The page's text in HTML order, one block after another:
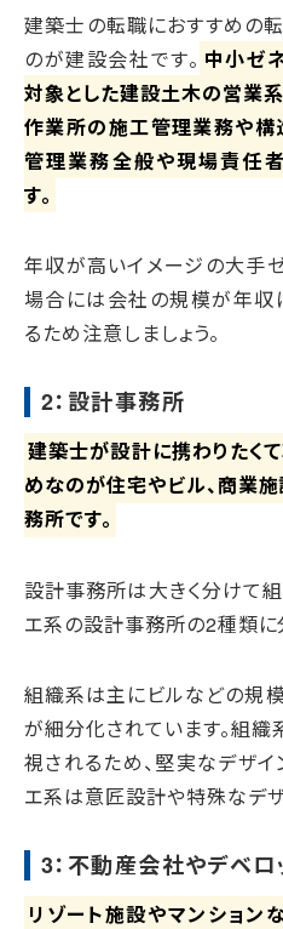
建築士の転職におすすめの
のが建設会社です。 中小ゼ
対象とした建設土木の営業
作業所の施工管理業務や構
管理業務全般や現場責任
す。
年収が高いイメージの大手
場合には会社の規模が年収
るため注意しましょう。
2：設計事務所
建築士が設計に携わりたく
めなのが住宅やビル、商業
務所です。
設計事務所は大きく分けて
エ系の設計事務所の2種類に
組織系は主にビルなどの規
が細分化されています。組
視されるため、堅実なデザイ
エ系は意匠設計や特殊なデ
3：不動産会社やデベロ
リゾート施設やマンショ